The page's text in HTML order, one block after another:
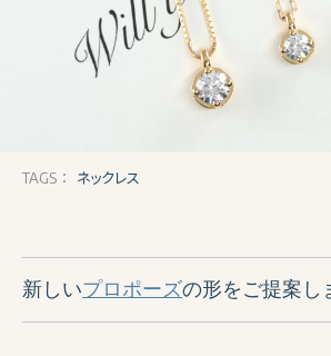
TAGS： ネックレス
新しいプロポーズの形をご提案し